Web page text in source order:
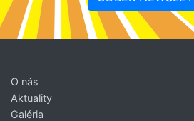
O nás
Aktuality
Galéria